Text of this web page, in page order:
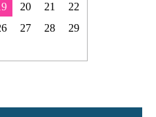
20 21
22
27 28
29